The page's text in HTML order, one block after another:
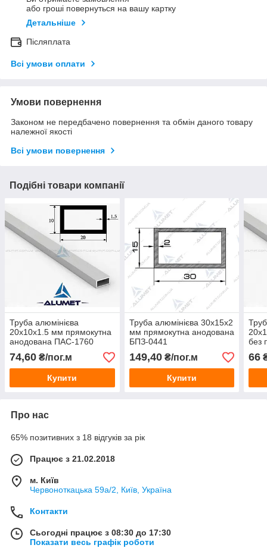
або гроші повернуться на вашу картку
Детальніше
Післяплата
Всі умови оплати
Умови повернення
Законом не передбачено повернення та обмін даного товару
належної якості
Всі умови повернення
Подібні товари компанії
Труба алюмінієва
20х10х1.5 мм прямокутна
анодована ПАС-1760
(БПЗ-0579)
74,60 ₴/пог.м
Купити
Труба алюмінієва 30х15х2
мм прямокутна анодована
БПЗ-0441
149,40₴/пог.м
Купити
без
66
Про нас
65% позитивних з 18 відгуків за рік
Працює з 21.02.2018
м. Київ
Червоноткацька 59а/2, Київ, Україна
Контакти
Сьогодні працює з 08:30 до 17:30
Показати весь графік роботи